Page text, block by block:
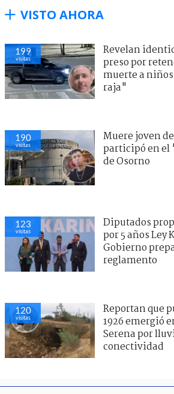
VISTO AHORA
199
visitas
Revelan
preso por
muerte a
raja"
190
visitas
Muere joven
participó en el
de Osorno
123
visitas
Diputados
por 5 años
Gobierno
reglamento
120
visitas
Reportan que
1926 emergió
Serena por
conectividad